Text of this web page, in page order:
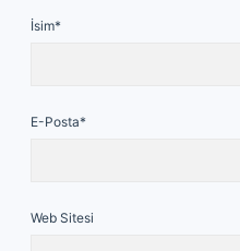
İsim*
E-Posta*
Web Sitesi